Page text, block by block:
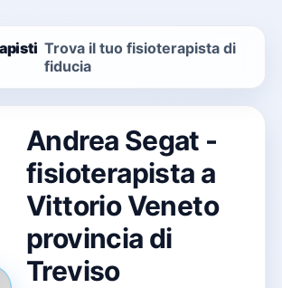
Trova il tuo fisioterapista di
fiducia
Andrea Segat -
fisioterapista a
Vittorio Veneto
provincia di
Treviso